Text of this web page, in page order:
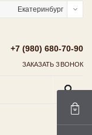
Екатеринбург
+7 (980) 680-70-90
ЗАКАЗАТЬ ЗВОНОК